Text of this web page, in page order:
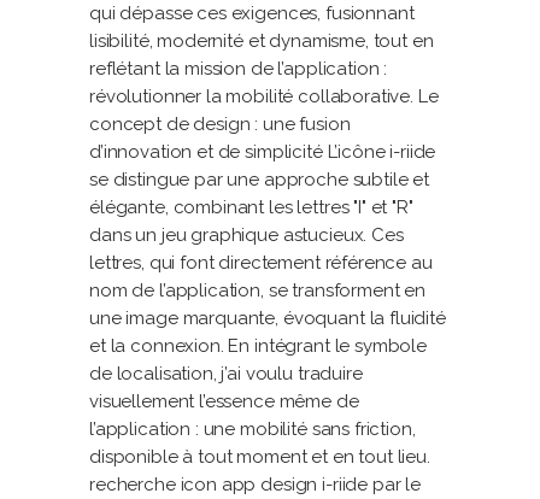
qui dépasse ces exigences, fusionnant
lisibilité, modernité et dynamisme, tout en
reflétant la mission de l’application :
révolutionner la mobilité collaborative. Le
concept de design : une fusion
d’innovation et de simplicité L’icône i-riide
se distingue par une approche subtile et
élégante, combinant les lettres "I" et "R"
dans un jeu graphique astucieux. Ces
lettres, qui font directement référence au
nom de l’application, se transforment en
une image marquante, évoquant la fluidité
et la connexion. En intégrant le symbole
de localisation, j’ai voulu traduire
visuellement l’essence même de
l’application : une mobilité sans friction,
disponible à tout moment et en tout lieu.
recherche icon app design i-riide par le